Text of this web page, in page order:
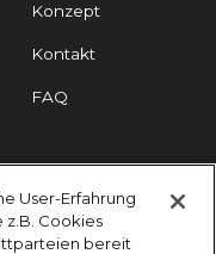
Konzept
Kontakt
FAQ
GmbH
User-Erfahrung
z.B. Cookies
bereit